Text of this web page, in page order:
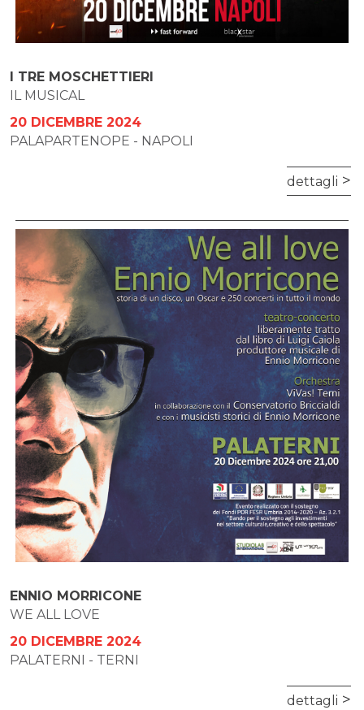
I TRE MOSCHETTIERI
IL MUSICAL
20 DICEMBRE 2024
PALAPARTENOPE - NAPOLI
dettagli
ENNIO MORRICONE
WE ALL LOVE
20 DICEMBRE 2024
PALATERNI - TERNI
dettagli